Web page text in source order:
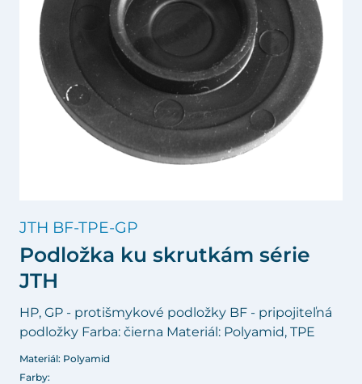
JTH BF-TPE-GP
Podložka ku skrutkám série
JTH
HP, GP - protišmykové podložky BF - pripojiteľná
podložky Farba: čierna Materiál: Polyamid, TPE
Materiál: Polyamid
Farby: